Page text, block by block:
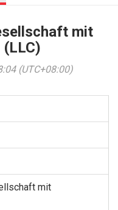
mit
(UTC+08:00)
mit